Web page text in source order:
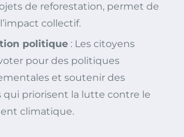
de reforestation, permet de
collectif.
politique : Les citoyens
pour des politiques
et soutenir des
qui priorisent la lutte contre le
climatique.